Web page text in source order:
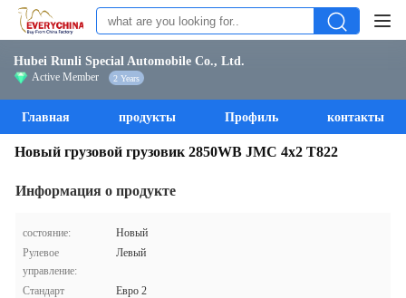
Hubei Runli Special Automobile Co., Ltd.
Active Member 2 Years
Главная продукты Профиль контакты
Новый грузовой грузовик 2850WB JMC 4x2 T822
Информация о продукте
состояние:
Новый
Рулевое
управление:
Левый
Стандарт
Евро 2